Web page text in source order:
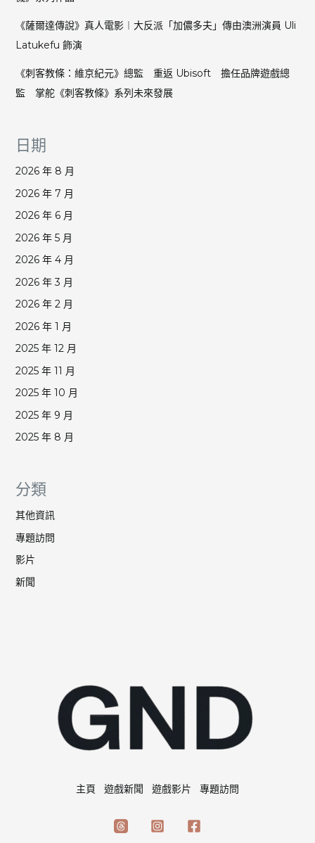
用
《薩爾達傳說》真人電影︱大反派「加儂多夫」傳由澳洲演員 Uli
Latukefu 飾演
《刺客教條：維京紀元》總監 重返 Ubisoft 擔任品牌遊戲總
監 掌舵《刺客教條》系列未來發展
日期
2026 年 8 月
2026 年 7 月
2026 年 6 月
2026 年 5 月
2026 年 4 月
2026 年 3 月
2026 年 2 月
2026 年 1 月
2025 年 12 月
2025 年 11 月
2025 年 10 月
2025 年 9 月
2025 年 8 月
分類
其他資訊
專題訪問
影片
新聞
主頁 遊戲新聞 遊戲影片 專題訪問